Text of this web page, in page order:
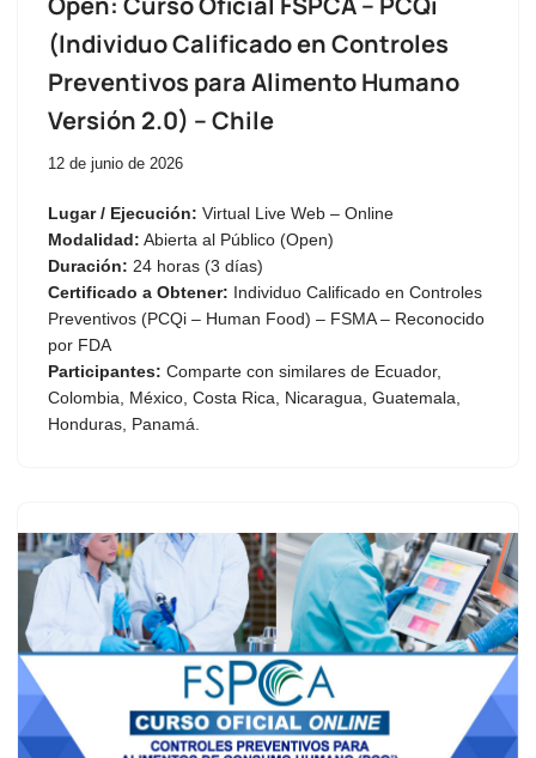
(Individuo Calificado en Controles
Preventivos para Alimento Humano
Versión 2.0) – Chile
12 de junio de 2026
Lugar / Ejecución: Virtual Live Web – Online
Modalidad: Abierta al Público (Open)
Duración: 24 horas (3 días)
Certificado a Obtener: Individuo Calificado en Controles
Preventivos (PCQi – Human Food) – FSMA – Reconocido
por FDA
Participantes: Comparte con similares de Ecuador,
Colombia, México, Costa Rica, Nicaragua, Guatemala,
Honduras, Panamá.